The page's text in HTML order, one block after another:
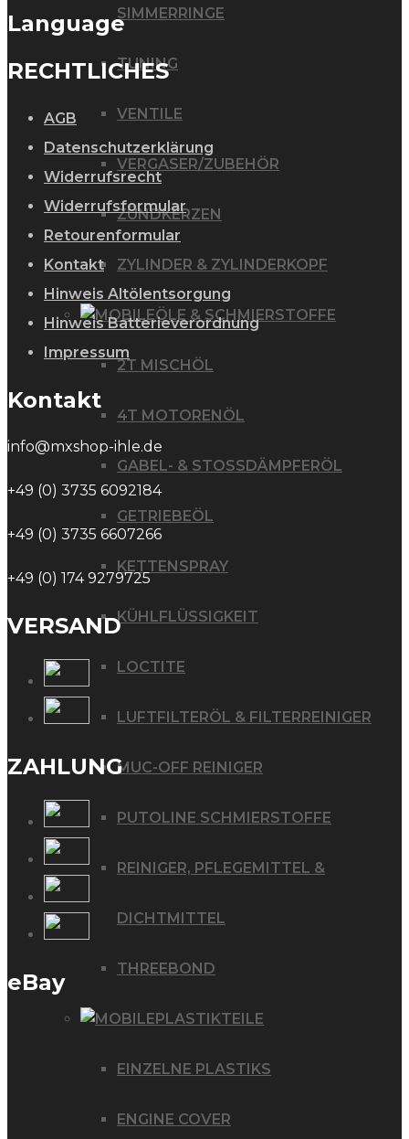
SIMMERRINGE
TUNING
VENTILE
VERGASER/ZUBEHÖR
ZÜNDKERZEN
ZYLINDER & ZYLINDERKOPF
ÖLE & SCHMIERSTOFFE
2T MISCHÖL
4T MOTORENÖL
GABEL- & STOSSDÄMPFERÖL
GETRIEBEÖL
KETTENSPRAY
KÜHLFLÜSSIGKEIT
LOCTITE
LUFTFILTERÖL & FILTERREINIGER
MUC-OFF REINIGER
PUTOLINE SCHMIERSTOFFE
REINIGER, PFLEGEMITTEL &
DICHTMITTEL
THREEBOND
PLASTIKTEILE
EINZELNE PLASTIKS
ENGINE COVER
werden
Language
RECHTLICHES
AGB
Datenschutzerklärung
Widerrufsrecht
Widerrufsformular
Retourenformular
Kontakt
Hinweis Altölentsorgung
Hinweis Batterieverordnung
Impressum
Kontakt
info@mxshop-ihle.de
+49 (0) 3735 6092184
+49 (0) 3735 6607266
+49 (0) 174 9279725
VERSAND
ZAHLUNG
eBay